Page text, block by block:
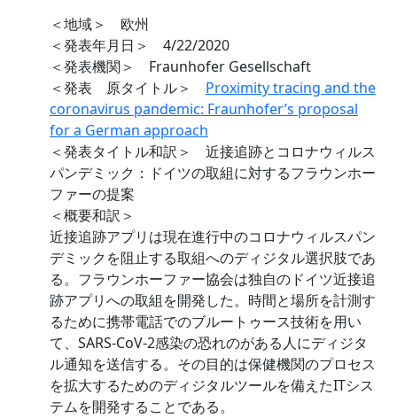
＜地域＞ 欧州
＜発表年月日＞ 4/22/2020
＜発表機関＞ Fraunhofer Gesellschaft
＜発表 原タイトル＞ Proximity tracing and the
coronavirus pandemic: Fraunhofer’s proposal
for a German approach
＜発表タイトル和訳＞ 近接追跡とコロナウィルス
パンデミック：ドイツの取組に対するフラウンホー
ファーの提案
＜概要和訳＞
近接追跡アプリは現在進行中のコロナウィルスパン
デミックを阻止する取組へのディジタル選択肢であ
る。フラウンホーファー協会は独自のドイツ近接追
跡アプリへの取組を開発した。時間と場所を計測す
るために携帯電話でのブルートゥース技術を用い
て、SARS-CoV-2感染の恐れのがある人にディジタ
ル通知を送信する。その目的は保健機関のプロセス
を拡大するためのディジタルツールを備えたITシス
テムを開発することである。